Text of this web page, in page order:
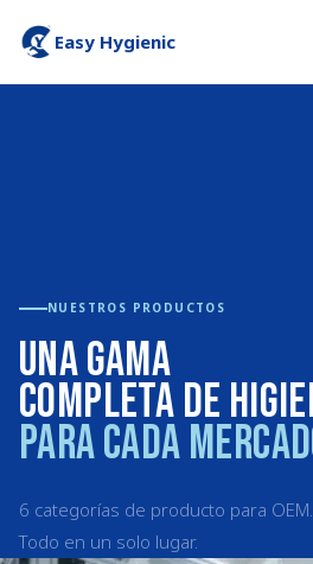
Easy Hygienic
NUESTROS PRODUCTOS
Una gama
completa de
para cada
6 categorías de producto para
Todo en un solo lugar.